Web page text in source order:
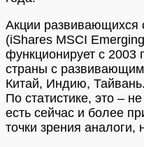
Акции развивающихся
(iShares MSCI
функционирует с 2003
страны с
Китай, Индию,
По статистике, это –
есть сейчас и более
точки зрения аналоги,